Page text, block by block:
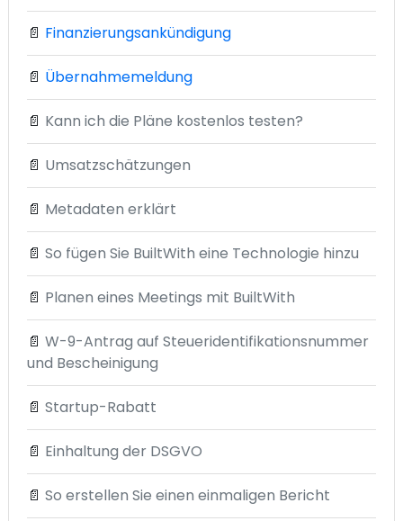
📄 Finanzierungsankündigung
📄 Übernahmemeldung
📄 Kann ich die Pläne kostenlos testen?
📄 Umsatzschätzungen
📄 Metadaten erklärt
📄 So fügen Sie BuiltWith eine Technologie hinzu
📄 Planen eines Meetings mit BuiltWith
📄 W-9-Antrag auf Steueridentifikationsnummer
und Bescheinigung
📄 Startup-Rabatt
📄 Einhaltung der DSGVO
📄 So erstellen Sie einen einmaligen Bericht